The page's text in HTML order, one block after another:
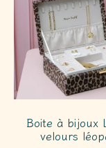
Boite à bijoux
velours